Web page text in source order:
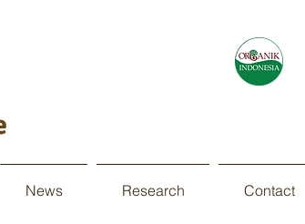
News Research Contact